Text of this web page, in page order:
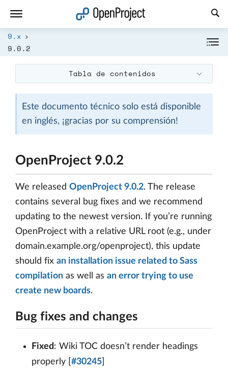
9.x
9.0.2
Tabla de contenidos
Este documento técnico solo está disponible
en inglés, ¡gracias por su comprensión!
OpenProject 9.0.2
We released OpenProject 9.0.2. The release
contains several bug fixes and we recommend
updating to the newest version. If you’re running
OpenProject with a relative URL root (e.g., under
domain.example.org/openproject), this update
should fix an installation issue related to Sass
compilation as well as an error trying to use
create new boards.
Bug fixes and changes
Fixed: Wiki TOC doesn’t render headings
properly [ #30245
Abrir vínculo en un nuevo panel